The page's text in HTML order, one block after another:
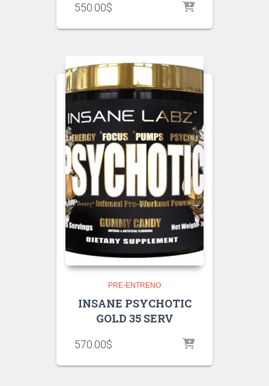
550.00$
PRE-ENTRENO
INSANE PSYCHOTIC
GOLD 35 SERV
570.00$